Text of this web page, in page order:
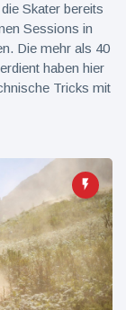
Skater bereits
Sessions in
Die mehr als 40
haben hier
Tricks mit